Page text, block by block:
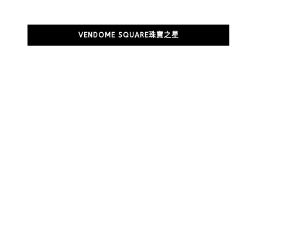
VENDOME SQUARE珠寶之星